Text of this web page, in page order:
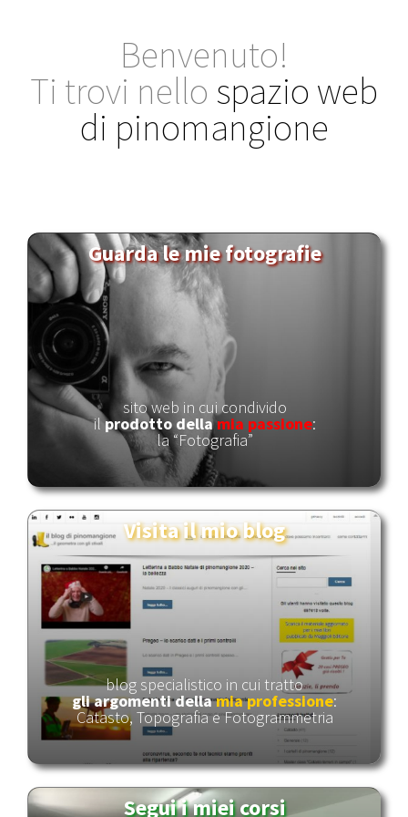
Benvenuto!
Ti trovi nello spazio web
di pinomangione
Guarda le mie fotografie
sito web in cui condivido
ilprodotto dellamia passione:
la “Fotografia”
Visita il mio blog
blog specialistico in cui tratto
gli argomentidellamia professione:
Catasto, Topografia e Fotogrammetria
Segui i miei corsi